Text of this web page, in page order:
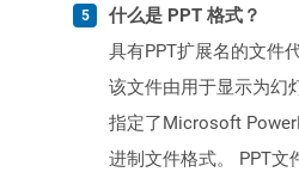
什么是 PPT 格式？
具有PPT扩展名的文件
该文件由用于显示为幻
指定了Microsoft
进制文件格式。 PPT文